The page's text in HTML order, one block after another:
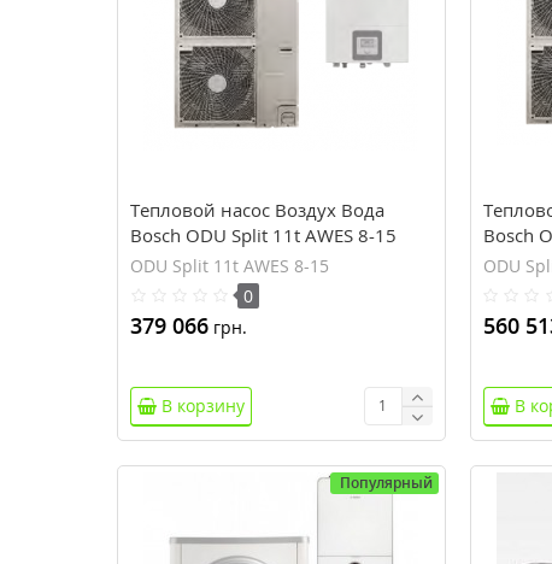
Тепловой насос Воздух Вода
Bosch ODU Split 11t AWES 8-15
ODU Split 11t AWES 8-15
0
379 066 грн.
В корзину
Bosch
15
ODU
560
В
Популярный